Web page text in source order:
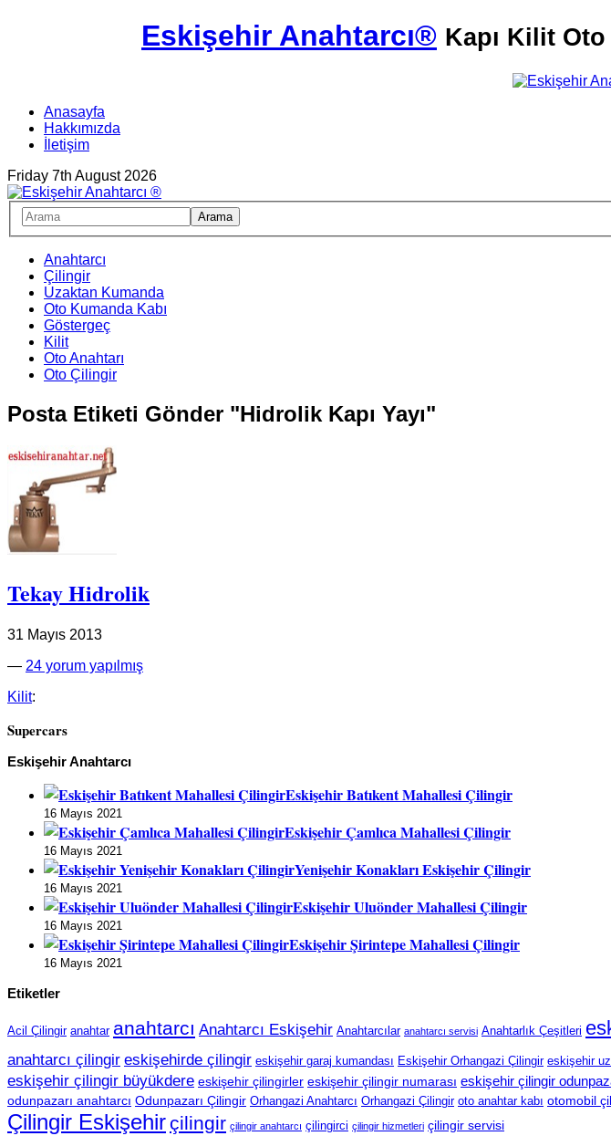
Eskişehir Anahtarcı® Kapı Kilit
Anasayfa
Hakkımızda
İletişim
Friday 7th August 2026
Anahtarcı
Çilingir
Uzaktan Kumanda
Oto Kumanda Kabı
Göstergeç
Kilit
Oto Anahtarı
Oto Çilingir
Posta Etiketi Gönder "Hidrolik Kapı Yayı"
Tekay Hidrolik
31 Mayıs 2013
— 24 yorum yapılmış
Kilit:
Supercars
Eskişehir Anahtarcı
Eskişehir Batıkent Mahallesi Çilingir
16 Mayıs 2021
Eskişehir Çamlıca Mahallesi Çilingir
16 Mayıs 2021
Yenişehir Konakları Eskişehir Çilingir
16 Mayıs 2021
Eskişehir Uluönder Mahallesi Çilingir
16 Mayıs 2021
Eskişehir Şirintepe Mahallesi Çilingir
16 Mayıs 2021
Etiketler
Acil Çilingir anahtar anahtarcı Anahtarcı Eskişehir Anahtarcılar anahtarcı servisi Anahtarlık Çeşitleri
anahtarcı çilingir eskişehirde çilingir eskişehir garaj kumandası Eskişehir Orhangazi Çilingir eskişehir
eskişehir çilingir büyükdere eskişehir çilingirler eskişehir çilingir numarası eskişehir çilingir
odunpazarı anahtarcı Odunpazarı Çilingir Orhangazi Anahtarcı Orhangazi Çilingir oto anahtar kabı otomobil
Çilingir Eskişehirçilingir çilingir anahtarcı çilingirci çilingir hizmetleri çilingir servisi